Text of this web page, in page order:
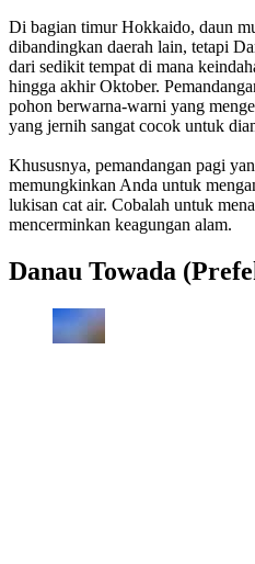
Di bagian timur Hokkaido, daun
dibandingkan daerah lain, tetapi
dari sedikit tempat di mana
hingga akhir Oktober.
pohon berwarna-warni yang
yang jernih sangat cocok untuk
Khususnya, pemandangan pagi
memungkinkan Anda untuk
lukisan cat air. Cobalah untuk
mencerminkan keagungan alam.
Danau Towada